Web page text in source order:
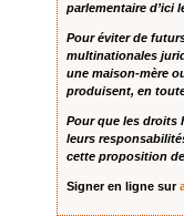
parlementaire d’ici
Pour éviter de
multinationales
une maison-mère
produisent, en
Pour que les droits
leurs
cette proposition
Signer en ligne sur